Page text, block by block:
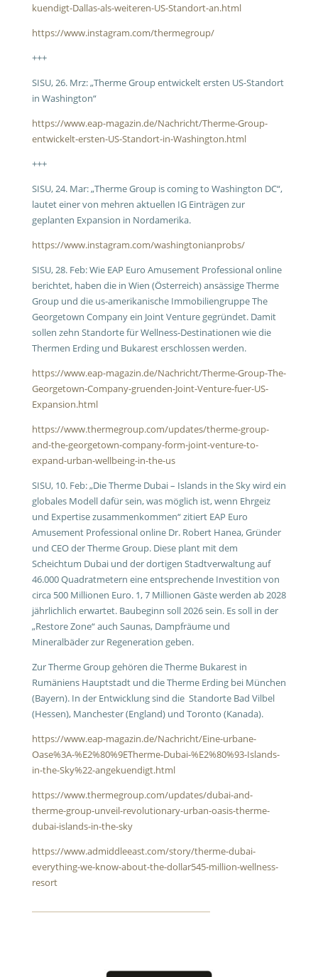
kuendigt-Dallas-als-weiteren-US-Standort-an.html
https://www.instagram.com/thermegroup/
+++
SISU, 26. Mrz: „Therme Group entwickelt ersten US-Standort
in Washington“
https://www.eap-magazin.de/Nachricht/Therme-Group-
entwickelt-ersten-US-Standort-in-Washington.html
+++
SISU, 24. Mar: „Therme Group is coming to Washington DC“,
lautet einer von mehren aktuellen IG Einträgen zur
geplanten Expansion in Nordamerika.
https://www.instagram.com/washingtonianprobs/
SISU, 28. Feb: Wie EAP Euro Amusement Professional online
berichtet, haben die in Wien (Österreich) ansässige Therme
Group und die us-amerikanische Immobiliengruppe The
Georgetown Company ein Joint Venture gegründet. Damit
sollen zehn Standorte für Wellness-Destinationen wie die
Thermen Erding und Bukarest erschlossen werden.
https://www.eap-magazin.de/Nachricht/Therme-Group-The-
Georgetown-Company-gruenden-Joint-Venture-fuer-US-
Expansion.html
https://www.thermegroup.com/updates/therme-group-
and-the-georgetown-company-form-joint-venture-to-
expand-urban-wellbeing-in-the-us
SISU, 10. Feb: „Die Therme Dubai – Islands in the Sky wird ein
globales Modell dafür sein, was möglich ist, wenn Ehrgeiz
und Expertise zusammenkommen“ zitiert EAP Euro
Amusement Professional online Dr. Robert Hanea, Gründer
und CEO der Therme Group. Diese plant mit dem
Scheichtum Dubai und der dortigen Stadtverwaltung auf
46.000 Quadratmetern eine entsprechende Investition von
circa 500 Millionen Euro. 1, 7 Millionen Gäste werden ab 2028
jährlichlich erwartet. Baubeginn soll 2026 sein. Es soll in der
„Restore Zone“ auch Saunas, Dampfräume und
Mineralbäder zur Regeneration geben.
Zur Therme Group gehören die Therme Bukarest in
Rumäniens Hauptstadt und die Therme Erding bei München
(Bayern). In der Entwicklung sind die Standorte Bad Vilbel
(Hessen), Manchester (England) und Toronto (Kanada).
https://www.eap-magazin.de/Nachricht/Eine-urbane-
Oase%3A-%E2%80%9ETherme-Dubai-%E2%80%93-Islands-
in-the-Sky%22-angekuendigt.html
https://www.thermegroup.com/updates/dubai-and-
therme-group-unveil-revolutionary-urban-oasis-therme-
dubai-islands-in-the-sky
https://www.admiddleeast.com/story/therme-dubai-
everything-we-know-about-the-dollar545-million-wellness-
resort